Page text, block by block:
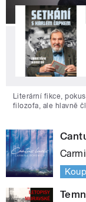
Literární fikce,
filozofa, ale hlavně